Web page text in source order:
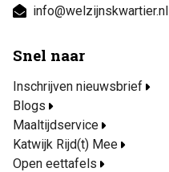
info@welzijnskwartier.nl
Snel naar
Inschrijven nieuwsbrief
Blogs
Maaltijdservice
Katwijk Rijd(t) Mee
Open eettafels